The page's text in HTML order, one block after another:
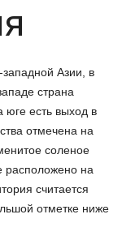
Азии, в
страна
есть выход в
отмечена на
соленое
на
считается
отметке ниже